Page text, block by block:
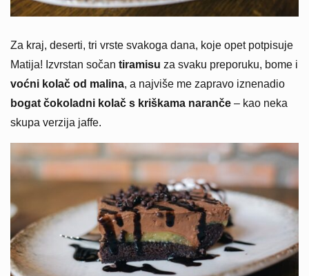
Za kraj, deserti, tri vrste svakoga dana, koje opet potpisuje
Matija! Izvrstan sočan tiramisu za svaku preporuku, bome i
voćni kolač od malina, a najviše me zapravo iznenadio
bogat čokoladni kolač s kriškama naranče – kao neka
skupa verzija jaffe.